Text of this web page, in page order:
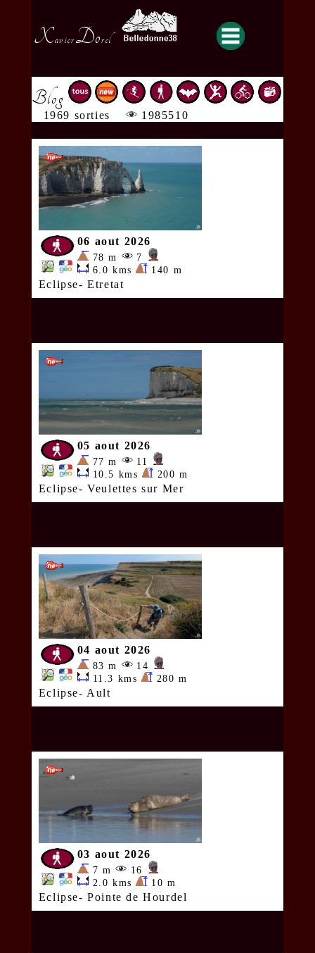
XavierDorel
Blog
1969 sorties 1985510
06 aout 2026
78 m
7
6.0 kms
140 m
Eclipse- Etretat
05 aout 2026
77 m
11
10.5 kms
200 m
Eclipse- Veulettes sur Mer
04 aout 2026
83 m
14
11.3 kms
280 m
Eclipse- Ault
03 aout 2026
7 m
16
2.0 kms
10 m
Eclipse- Pointe de Hourdel